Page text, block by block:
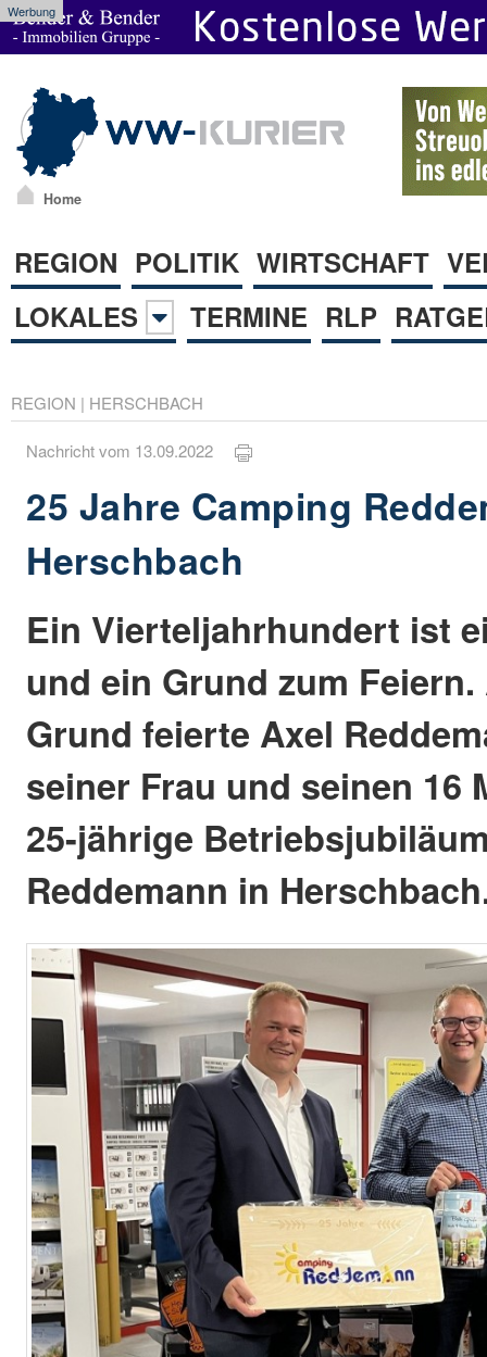
Werbung
Home
REGION POLITIK WIRTSCHAFT
LOKALES
TERMINE RLP
REGION | HERSCHBACH
Nachricht vom 13.09.2022
25 Jahre Camping
Herschbach
Ein Vierteljahrhundert ist
und ein Grund zum
Grund feierte Axel
seiner Frau und seinen 16
25-jährige
Reddemann in